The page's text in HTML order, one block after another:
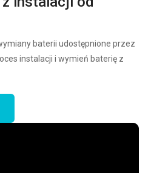
baterii udostępnione przez
instalacji i wymień baterię z